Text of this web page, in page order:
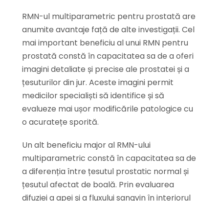
RMN-ul multiparametric pentru prostată are
anumite avantaje față de alte investigații. Cel
mai important beneficiu al unui RMN pentru
prostată constă în capacitatea sa de a oferi
imagini detaliate și precise ale prostatei și a
țesuturilor din jur. Aceste imagini permit
medicilor specialiști să identifice și să
evalueze mai ușor modificările patologice cu
o acuratețe sporită.
Un alt beneficiu major al RMN-ului
multiparametric constă în capacitatea sa de
a diferenția între țesutul prostatic normal și
țesutul afectat de boală. Prin evaluarea
difuziei a apei și a fluxului sangvin în interiorul